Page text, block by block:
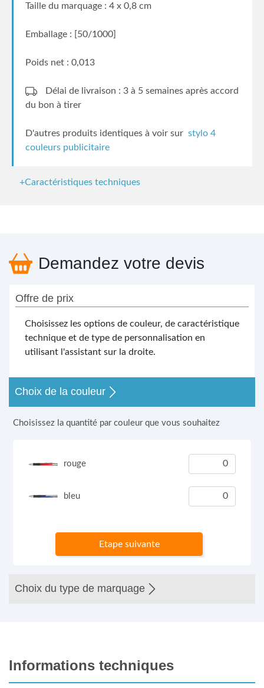
Taille du marquage : 4 x 0,8 cm
Emballage : [50/1000]
Poids net : 0,013
Délai de livraison : 3 à 5 semaines après accord
du bon à tirer
D'autres produits identiques à voir sur stylo 4
couleurs publicitaire
+Caractéristiques techniques
Demandez votre devis
Offre de prix
Choisissez les options de couleur, de caractéristique
technique et de type de personnalisation en
utilisant l'assistant sur la droite.
Choix de la couleur
Choisissez la quantité par couleur que vous souhaitez
rouge
bleu
Etape suivante
Choix du type de marquage
Informations techniques